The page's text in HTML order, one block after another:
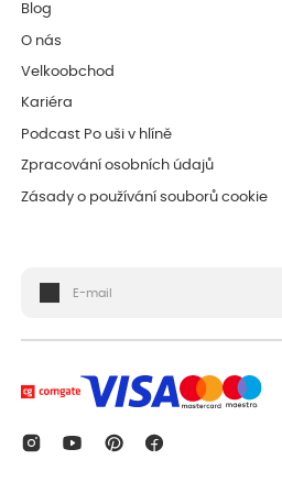
Blog
O nás
Velkoobchod
Kariéra
Podcast Po uši v hlíně
Zpracování osobních údajů
Zásady o používání souborů cookie